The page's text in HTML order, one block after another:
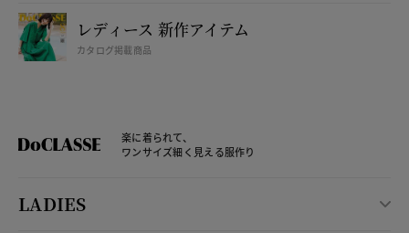
レディース 新作アイテム
カタログ掲載商品
楽に着られて、
ワンサイズ細く見える服作り
LADIES